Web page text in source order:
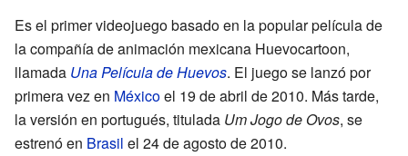
Es el primer videojuego basado en la popular película de
la compañía de animación mexicana Huevocartoon,
llamada Una Película de Huevos. El juego se lanzó por
primera vez en Méxicoel 19 de abril de 2010. Más tarde,
la versión en portugués, titulada Um Jogo de Ovos, se
estrenó en Brasil el 24 de agosto de 2010.